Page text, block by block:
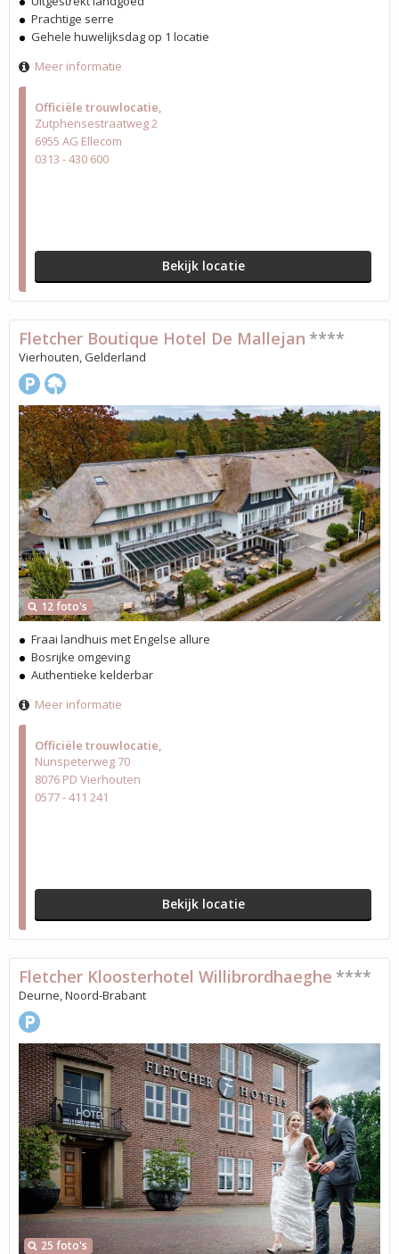
Officiële trouwlocatie
Zutphensestraatweg 2
6955 AG Ellecom
0313 - 430 600
Bekijk locatie
Prachtige serre
Gehele huwelijksdag op 1 locatie
Meer informatie
Officiële trouwlocatie
Nunspeterweg 70
8076 PD Vierhouten
0577 - 411 241
Bekijk locatie
12 foto's
Fletcher Boutique Hotel De Mallejan ****
Vierhouten, Gelderland
Fraai landhuis met Engelse allure
Bosrijke omgeving
Authentieke kelderbar
Meer informatie
25 foto's
Fletcher Kloosterhotel Willibrordhaeghe ****
Deurne, Noord-Brabant